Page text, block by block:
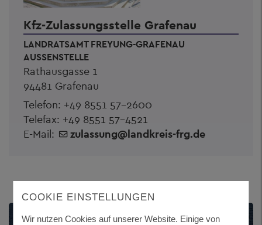
Kfz-Zulassungsstelle Grafenau
LANDRATSAMT FREYUNG-GRAFENAU
AUSSENSTELLE
Rathausgasse 1
94481 Grafenau
Telefon: +49 8551 57-2600
Telefax: +49 8551 57-4521
E-Mail:
zulassung@landkreis-frg.de
COOKIE EINSTELLUNGEN
Wir nutzen Cookies auf unserer Website. Einige von